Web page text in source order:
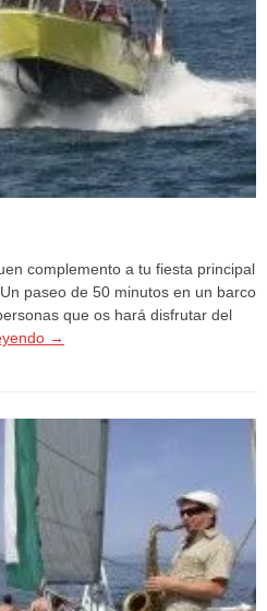
complemento a tu fiesta principal
paseo de 50 minutos en un barco
que os hará disfrutar del
→